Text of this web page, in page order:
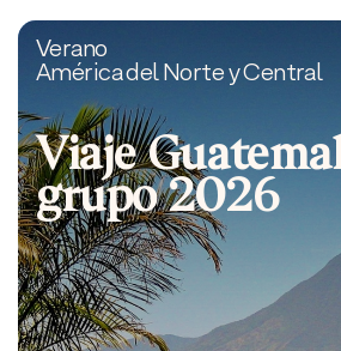
Verano
América del Norte y Central
Viaje
grupo 2026